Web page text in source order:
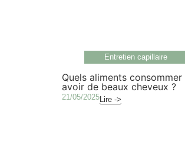
Entretien capillaire
Quels aliments
avoir de beaux cheveux ?
21/05/2025 Lire ->